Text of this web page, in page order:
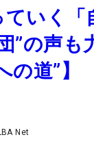
いく
の声も
の道”】
Net